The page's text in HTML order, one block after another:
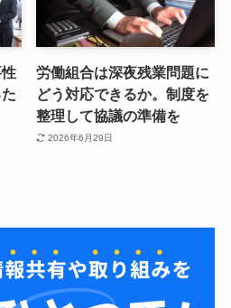
労働組合は深夜残業問題に
どう対応できるか。制度を
整理して協議の準備を
2026年6月29日